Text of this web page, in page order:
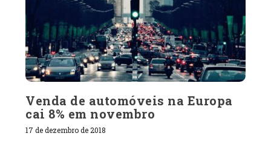
Venda de automóveis na Europa
cai 8% em novembro
17 de dezembro de 2018